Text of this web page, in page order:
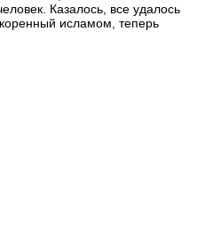
Казалось, все удалось
исламом, теперь